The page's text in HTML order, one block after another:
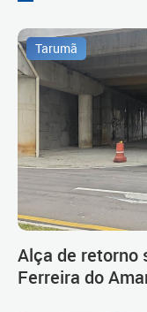
Tarumã
Alça de retorno
Ferreira do